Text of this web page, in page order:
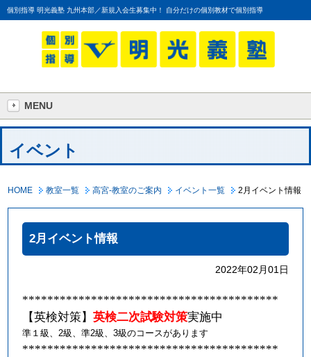
個別指導 明光義塾 九州本部／新規入会生募集中！ 自分だけの個別教材で個別指導
MENU
イベント
HOME 教室一覧 高宮-教室のご案内 イベント一覧 2月イベント情報
2月イベント情報
2022年02月01日
*****************************************
【英検対策】英検二次試験対策実施中
準１級、2級、準2級、3級のコースがあります
*****************************************